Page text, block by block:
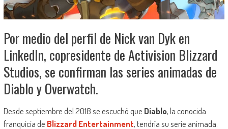
Por medio del perfil de Nick van Dyk en
LinkedIn, copresidente de Activision Blizzard
Studios, se confirman las series animadas de
Diablo y Overwatch.
Desde septiembre del 2018 se escuchó que Diablo, la conocida
franquicia de Blizzard Entertainment, tendría su serie animada.